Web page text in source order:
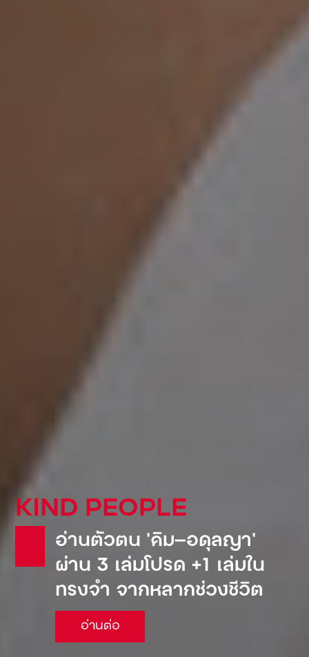
KIND PEOPLE
อ่านตัวตน ‘คิม—อดุลญา’
ผ่าน 3 เล่มโปรด +1 เล่มใน
ทรงจำ จากหลากช่วงชีวิต
อ่านต่อ